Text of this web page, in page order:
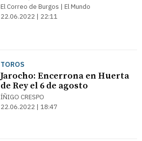
El Correo de Burgos | El Mundo
22.06.2022 | 22:11
TOROS
Jarocho: Encerrona en Huerta
de Rey el 6 de agosto
ÍÑIGO CRESPO
22.06.2022 | 18:47